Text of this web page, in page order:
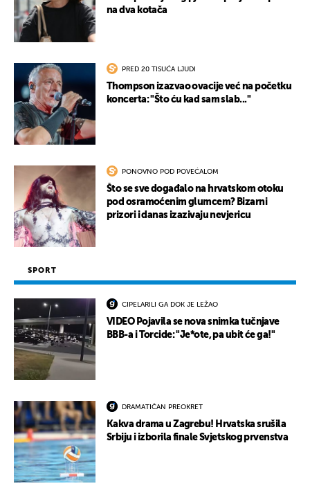
na dva kotača
PRED 20 TISUĆA LJUDI
Thompson izazvao ovacije već na početku
koncerta: "Što ću kad sam slab..."
PONOVNO POD POVEĆALOM
Što se sve događalo na hrvatskom otoku
pod osramoćenim glumcem? Bizarni
prizori i danas izazivaju nevjericu
SPORT
CIPELARILI GA DOK JE LEŽAO
VIDEO Pojavila se nova snimka tučnjave
BBB-a i Torcide: "Je*ote, pa ubit će ga!"
DRAMATIČAN PREOKRET
Kakva drama u Zagrebu! Hrvatska srušila
Srbiju i izborila finale Svjetskog prvenstva